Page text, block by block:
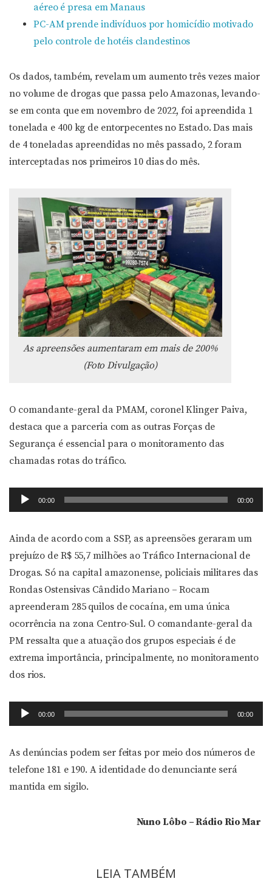
aéreo é presa em Manaus
PC-AM prende indivíduos por homicídio motivado
pelo controle de hotéis clandestinos
Os dados, também, revelam um aumento três vezes maior
no volume de drogas que passa pelo Amazonas, levando-
se em conta que em novembro de 2022, foi apreendida 1
tonelada e 400 kg de entorpecentes no Estado. Das mais
de 4 toneladas apreendidas no mês passado, 2 foram
interceptadas nos primeiros 10 dias do mês.
As apreensões aumentaram em mais de 200%
(Foto Divulgação)
O comandante-geral da PMAM, coronel Klinger Paiva,
destaca que a parceria com as outras Forças de
Segurança é essencial para o monitoramento das
chamadas rotas do tráfico.
Tocador
de
00:00 00:00
Ainda de acordo com a SSP, as apreensões geraram um
prejuízo de R$ 55,7 milhões ao Tráfico Internacional de
Drogas. Só na capital amazonense, policiais militares das
Rondas Ostensivas Cândido Mariano – Rocam
apreenderam 285 quilos de cocaína, em uma única
ocorrência na zona Centro-Sul. O comandante-geral da
PM ressalta que a atuação dos grupos especiais é de
extrema importância, principalmente, no monitoramento
dos rios.
Tocador
de
00:00 00:00
As denúncias podem ser feitas por meio dos números de
telefone 181 e 190. A identidade do denunciante será
mantida em sigilo.
Nuno Lôbo – Rádio Rio Mar
LEIA TAMBÉM